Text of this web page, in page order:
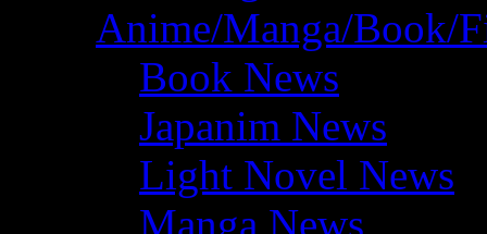
Anime/Manga/Book/
Book News
Japanim News
Light Novel News
Manga News